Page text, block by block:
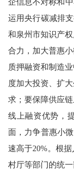
企信息不对称和
运用央行碳减排
和泉州市知识产
合力，加大普惠
质押融资和制造
度加大投资、扩
求；要保障供应
线上融资优势，
面，力争普惠小
速高于20%。根
村厅等部门的统